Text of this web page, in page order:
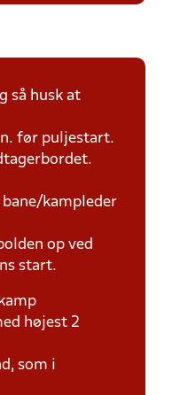
så husk at
før puljestart.
kampleder
op ved
start.
højest 2
som i